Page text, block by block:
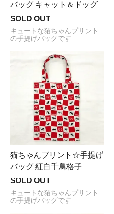
バッグ キャット＆ドッグ
SOLD OUT
キュートな猫ちゃんプリント
の手提げバッグです
猫ちゃんプリント☆手提げ
バッグ 紅白千鳥格子
SOLD OUT
キュートな猫ちゃんプリント
の手提げバッグです